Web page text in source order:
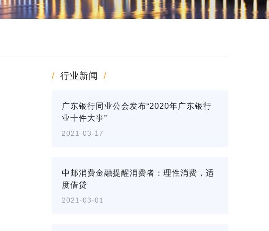
行业新闻
广东银行同业公会发布“2020年广东银行
业十件大事”
2021-03-17
中邮消费金融提醒消费者：理性消费，适
度借贷
2021-03-01